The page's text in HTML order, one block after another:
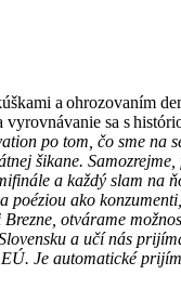
a ohrozovaním
sa s
po tom, čo sme
šikane.
a každý slam na
poéziou ako
otvárame
a učí nás
Je automatické